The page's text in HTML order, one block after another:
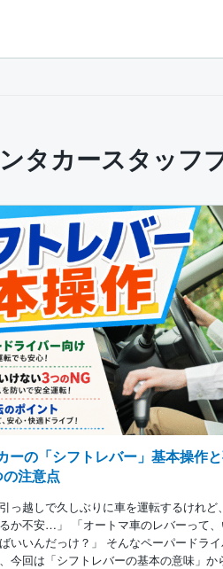
タカースタッフ
ーの「シフトレバー」基本操作
注意点
引っ越しで久しぶりに車を運転するけれど
か不安…」 「オートマ車のレバーって、
いいんだっけ？」 そんなペーパードラ
今回は「シフトレバーの基本の意味」か